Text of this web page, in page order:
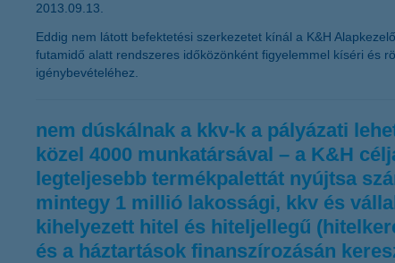
2013.09.13.
Eddig nem látott befektetési szerkezetet kínál a K&H
futamidő alatt rendszeres időközönként figyelemmel kíséri és
igénybevételéhez.
nem dúskálnak a kkv-k a pályázati
közel 4000 munkatársával – a K&H
legteljesebb termékpalettát nyújtsa
mintegy 1 millió lakossági, kkv és
kihelyezett hitel és hiteljellegű
és a háztartások finanszírozásán